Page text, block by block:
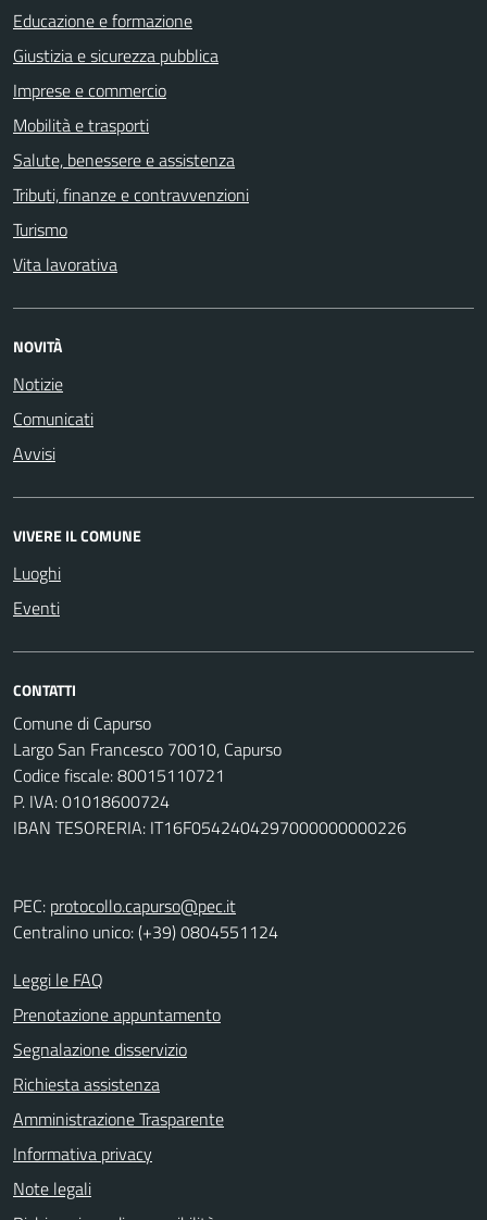
Educazione e formazione
Giustizia e sicurezza pubblica
Imprese e commercio
Mobilità e trasporti
Salute, benessere e assistenza
Tributi, finanze e contravvenzioni
Turismo
Vita lavorativa
NOVITÀ
Notizie
Comunicati
Avvisi
VIVERE IL COMUNE
Luoghi
Eventi
CONTATTI
Comune di Capurso
Largo San Francesco 70010, Capurso
Codice fiscale: 80015110721
P. IVA: 01018600724
IBAN TESORERIA: IT16F0542404297000000000226
PEC: protocollo.capurso@pec.it
Centralino unico: (+39) 0804551124
Leggi le FAQ
Prenotazione appuntamento
Segnalazione disservizio
Richiesta assistenza
Amministrazione Trasparente
Informativa privacy
Note legali